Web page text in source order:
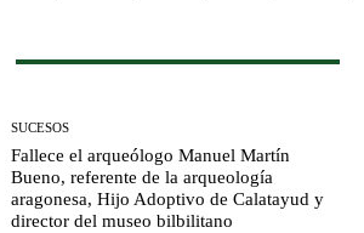
SUCESOS
Fallece el arqueólogo Manuel Martín
Bueno, referente de la arqueología
aragonesa, Hijo Adoptivo de Calatayud y
director del museo bilbilitano